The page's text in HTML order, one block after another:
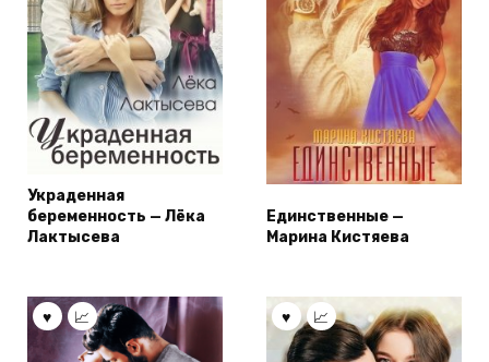
Украденная
беременность — Лёка
Лактысева
Единственные —
Марина Кистяева